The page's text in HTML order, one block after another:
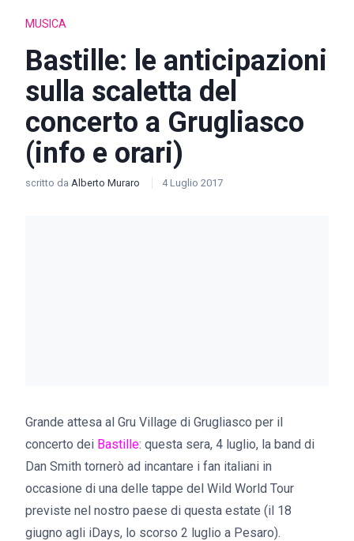
MUSICA
Bastille: le anticipazioni
sulla scaletta del
concerto a Grugliasco
(info e orari)
scritto da Alberto Muraro 4 Luglio 2017
Grande attesa al Gru Village di Grugliasco per il
concerto dei Bastille: questa sera, 4 luglio, la band di
Dan Smith tornerò ad incantare i fan italiani in
occasione di una delle tappe del Wild World Tour
previste nel nostro paese di questa estate (il 18
giugno agli iDays, lo scorso 2 luglio a Pesaro).